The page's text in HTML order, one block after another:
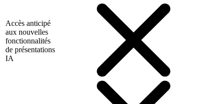
Accès anticipé
aux nouvelles
fonctionnalités
de présentations
IA